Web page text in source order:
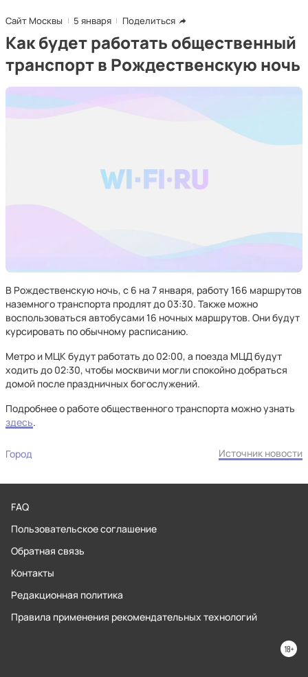
Сайт Москвы 5 января Поделиться
Как будет работать общественный
транспорт в Рождественскую ночь
В Рождественскую ночь, с 6 на 7 января, работу 166 маршрутов
наземного транспорта продлят до 03:30. Также можно
воспользоваться автобусами 16 ночных маршрутов. Они будут
курсировать по обычному расписанию.
Метро и МЦК будут работать до 02:00, а поезда МЦД будут
ходить до 02:30, чтобы москвичи могли спокойно добраться
домой после праздничных богослужений.
Подробнее о работе общественного транспорта можно узнать
здесь.
Город Источник новости
FAQ
Пользовательское соглашение
Обратная связь
Контакты
Редакционная политика
Правила применения рекомендательных технологий